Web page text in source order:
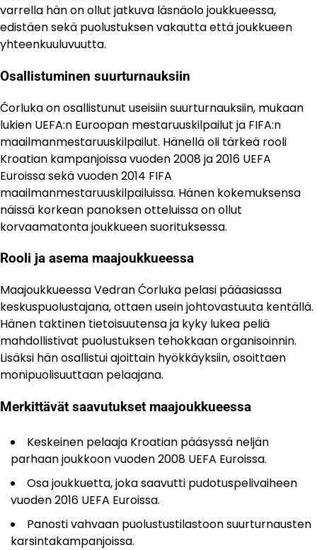
varrella hän on ollut jatkuva läsnäolo joukkueessa,
edistäen sekä puolustuksen vakautta että joukkueen
yhteenkuuluvuutta.
Osallistuminen suurturnauksiin
Ćorluka on osallistunut useisiin suurturnauksiin, mukaan
lukien UEFA:n Euroopan mestaruuskilpailut ja FIFA:n
maailmanmestaruuskilpailut. Hänellä oli tärkeä rooli
Kroatian kampanjoissa vuoden 2008 ja 2016 UEFA
Euroissa sekä vuoden 2014 FIFA
maailmanmestaruuskilpailuissa. Hänen kokemuksensa
näissä korkean panoksen otteluissa on ollut
korvaamatonta joukkueen suorituksessa.
Rooli ja asema maajoukkueessa
Maajoukkueessa Vedran Ćorluka pelasi pääasiassa
keskuspuolustajana, ottaen usein johtovastuuta kentällä.
Hänen taktinen tietoisuutensa ja kyky lukea peliä
mahdollistivat puolustuksen tehokkaan organisoinnin.
Lisäksi hän osallistui ajoittain hyökkäyksiin, osoittaen
monipuolisuuttaan pelaajana.
Merkittävät saavutukset maajoukkueessa
Keskeinen pelaaja Kroatian pääsyssä neljän
parhaan joukkoon vuoden 2008 UEFA Euroissa.
Osa joukkuetta, joka saavutti pudotuspelivaiheen
vuoden 2016 UEFA Euroissa.
Panosti vahvaan puolustustilastoon suurturnausten
karsintakampanjoissa.